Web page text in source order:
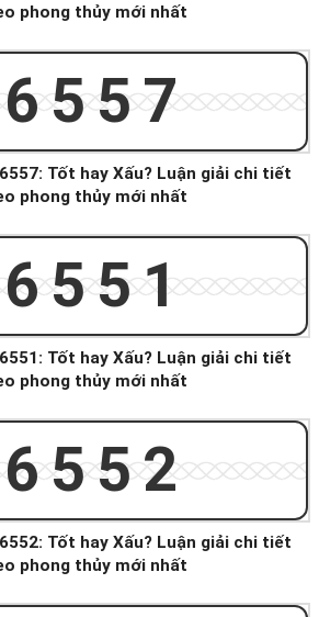
phong thủy mới nhất
Tốt hay Xấu? Luận giải chi tiết
phong thủy mới nhất
Tốt hay Xấu? Luận giải chi tiết
phong thủy mới nhất
Tốt hay Xấu? Luận giải chi tiết
phong thủy mới nhất